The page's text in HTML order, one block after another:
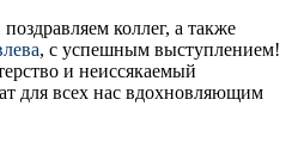
коллег, а также
, с успешным выступлением!
и неиссякаемый
для всех нас вдохновляющим